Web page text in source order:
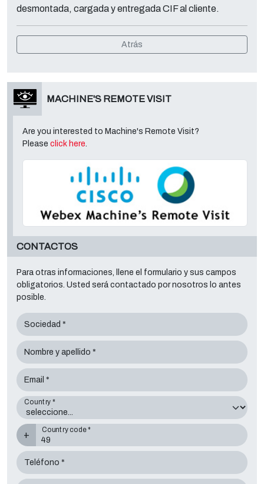
desmontada, cargada y entregada CIF al cliente.
Atrás
MACHINE'S REMOTE VISIT
Are you interested to Machine's Remote Visit?
Please click here
CONTACTOS
Para otras informaciones, llene el formulario y sus campos
obligatorios. Usted será contactado por nosotros lo antes
posible.
Sociedad *
Nombre y apellido *
Email *
Country *
+
Country code *
Teléfono *